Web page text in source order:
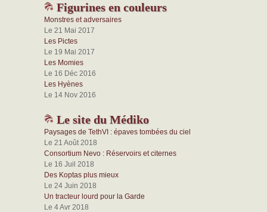
Figurines en couleurs
Monstres et adversaires
Le 21 Mai 2017
Les Pictes
Le 19 Mai 2017
Les Momies
Le 16 Déc 2016
Les Hyènes
Le 14 Nov 2016
Le site du Médiko
Paysages de TethVI : épaves tombées du ciel
Le 21 Août 2018
Consortium Nevo : Réservoirs et citernes
Le 16 Juil 2018
Des Koptas plus mieux
Le 24 Juin 2018
Un tracteur lourd pour la Garde
Le 4 Avr 2018